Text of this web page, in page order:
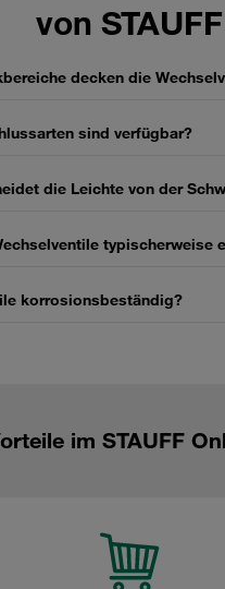
von STAUFF
decken die
sind verfügbar?
die Leichte von der
typischerweise
korrosionsbeständig?
im STAUFF